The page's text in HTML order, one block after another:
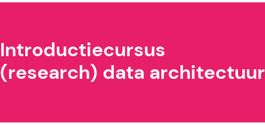
Introductiecursus
(research) data architectuur